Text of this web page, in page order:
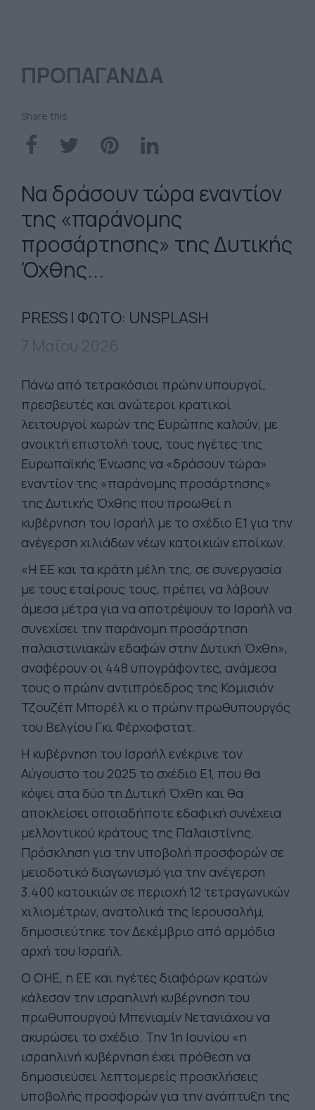
ΠΡΟΠΑΓΑΝΔΑ
Share this
Να δράσουν τώρα εναντίον
της «παράνομης
προσάρτησης» της Δυτικής
Όχθης...
PRESS | ΦΩΤΟ: UNSPLASH
Πάνω από τετρακόσιοι πρώην υπουργοί,
πρεσβευτές και ανώτεροι κρατικοί
λειτουργοί χωρών της Ευρώπης καλούν, με
ανοικτή επιστολή τους, τους ηγέτες της
Ευρωπαϊκής Ένωσης να «δράσουν τώρα»
εναντίον της «παράνομης προσάρτησης»
της Δυτικής Όχθης που προωθεί η
κυβέρνηση του Ισραήλ με το σχέδιο E1 για την
ανέγερση χιλιάδων νέων κατοικιών εποίκων.
«Η ΕΕ και τα κράτη μέλη της, σε συνεργασία
με τους εταίρους τους, πρέπει να λάβουν
άμεσα μέτρα για να αποτρέψουν το Ισραήλ να
συνεχίσει την παράνομη προσάρτηση
παλαιστινιακών εδαφών στην Δυτική Όχθη»,
αναφέρουν οι 448 υπογράφοντες, ανάμεσα
τους ο πρώην αντιπρόεδρος της Κομισιόν
Τζουζέπ Μπορέλ κι ο πρώην πρωθυπουργός
του Βελγίου Γκι Φέρχοφστατ.
Η κυβέρνηση του Ισραήλ ενέκρινε τον
Αύγουστο του 2025 το σχέδιο E1, που θα
κόψει στα δύο τη Δυτική Όχθη και θα
αποκλείσει οποιαδήποτε εδαφική συνέχεια
μελλοντικού κράτους της Παλαιστίνης.
Πρόσκληση για την υποβολή προσφορών σε
μειοδοτικό διαγωνισμό για την ανέγερση
3.400 κατοικιών σε περιοχή 12 τετραγωνικών
χιλιομέτρων, ανατολικά της Ιερουσαλήμ,
δημοσιεύτηκε τον Δεκέμβριο από αρμόδια
αρχή του Ισραήλ.
Ο ΟΗΕ, η ΕΕ και ηγέτες διαφόρων κρατών
κάλεσαν την ισραηλινή κυβέρνηση του
πρωθυπουργού Μπενιαμίν Νετανιάχου να
ακυρώσει το σχέδιο. Την 1η Ιουνίου «η
ισραηλινή κυβέρνηση έχει πρόθεση να
δημοσιεύσει λεπτομερείς προσκλήσεις
υποβολής προσφορών για την ανάπτυξη της